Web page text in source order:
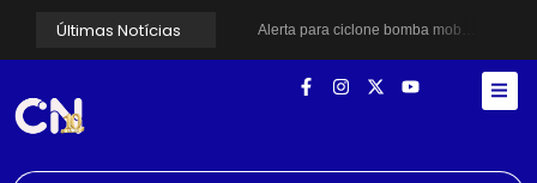
Últimas Notícias
Alerta para ciclone bomba mobiliza moradores de Cubatão após estragos causados por vendaval
Santos avança com proposta para municipalizar manutenção das calçadas